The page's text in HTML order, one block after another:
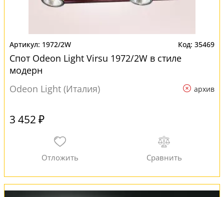
1972/2W 35469
Спот Odeon Light Virsu 1972/2W в стиле
модерн
Odeon Light (Италия)
архив
3 452 ₽